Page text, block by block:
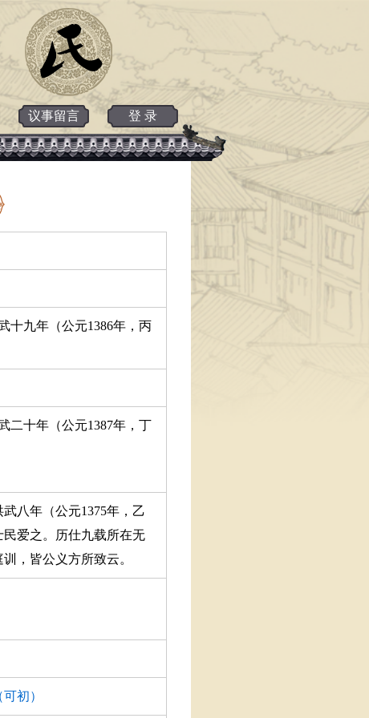
议事留言 登 录
十九年（公元1386年，丙
二十年（公元1387年，丁
八年（公元1375年，乙
爱之。历仕九载所在无
，皆公义方所致云。
初）